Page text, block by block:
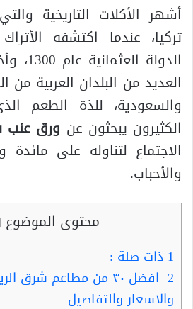
أشهر الأكلات التاريخية
تركيا، عندما اكتشفه
الدولة
العديد من البلدان العربية
والسعودية، للذة الطعم
الكثيرون يبحثون عن ورق عنب
الاجتماع لتناوله على
والأحباب.
محتوى الموضوع
1 ذات صلة :
2
افضل ٣٠ من مطاعم شرق
والاسعار والتفاصيل